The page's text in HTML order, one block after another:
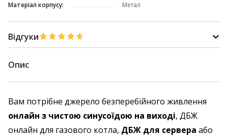
Матеріал корпусу:
Метал
Відгуки
Опис
Вам потрібне джерело безперебійного живлення
онлайн з чистою синусоїдою на виході, ДБЖ
онлайн для газового котла, ДБЖ для сервера або